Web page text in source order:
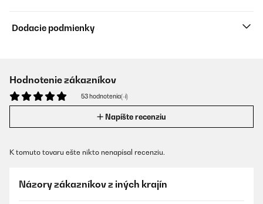
Dodacie podmienky
Hodnotenie zákazníkov
53 hodnotenia(-í)
Napíšte recenziu
K tomuto tovaru ešte nikto nenapísal recenziu.
Názory zákazníkov z iných krajín